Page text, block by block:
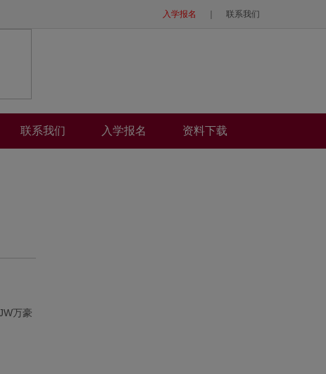
入学报名 联系我们
联系我们 入学报名 资料下载
万豪